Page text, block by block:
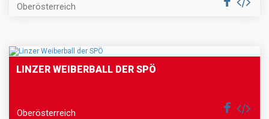
Oberösterreich
LINZER WEIBERBALL DER SPÖ
Oberösterreich